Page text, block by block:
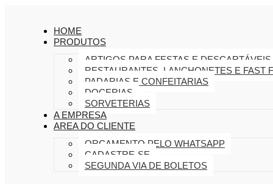
HOME
PRODUTOS
ARTIGOS PARA FESTAS E DESCARTÁVEIS
RESTAURANTES, LANCHONETES E FAST
PADARIAS E CONFEITARIAS
DOCERIAS
SORVETERIAS
A EMPRESA
AREA DO CLIENTE
ORÇAMENTO PELO WHATSAPP
CADASTRE-SE
SEGUNDA VIA DE BOLETOS